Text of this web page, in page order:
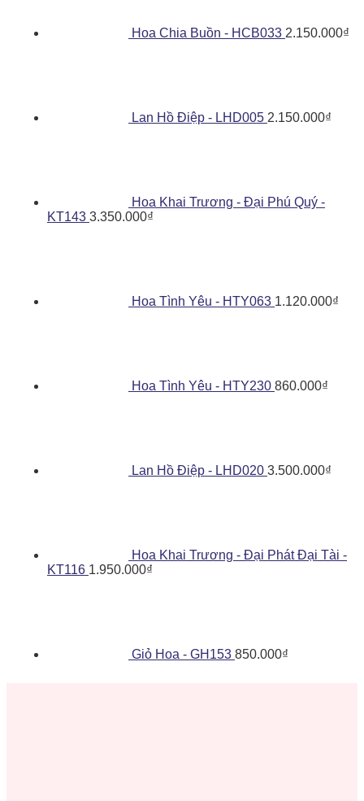
Hoa Chia Buồn - HCB033 2.150.000₫
Lan Hồ Điệp - LHD005 2.150.000₫
Hoa Khai Trương - Đại Phú Quý -
KT143 3.350.000₫
Hoa Tình Yêu - HTY063 1.120.000₫
Hoa Tình Yêu - HTY230 860.000₫
Lan Hồ Điệp - LHD020 3.500.000₫
Hoa Khai Trương - Đại Phát Đại Tài -
KT116 1.950.000₫
Giỏ Hoa - GH153 850.000₫